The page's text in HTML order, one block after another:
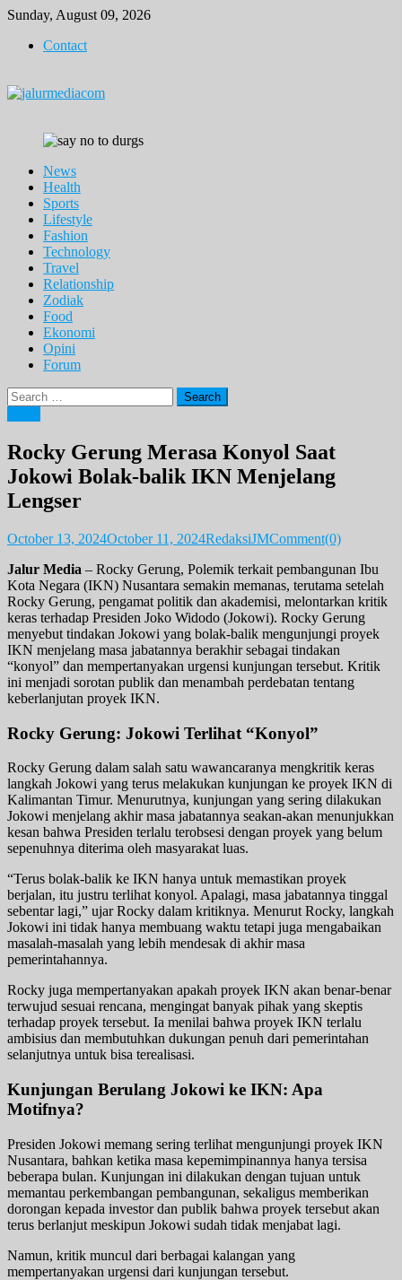
Skip
content
Sunday, August 09, 2026
Contact
News
Health
Sports
Lifestyle
Fashion
Technology
Travel
Relationship
Zodiak
Food
Ekonomi
Opini
Forum
Search
for:
Rocky Gerung Merasa Konyol Saat
Jokowi Bolak-balik IKN Menjelang
Lengser
October 13, 2024October 11, 2024RedaksiJMComment(0)
Jalur Media – Rocky Gerung, Polemik terkait pembangunan Ibu
Kota Negara (IKN) Nusantara semakin memanas, terutama setelah
Rocky Gerung, pengamat politik dan akademisi, melontarkan kritik
keras terhadap Presiden Joko Widodo (Jokowi). Rocky Gerung
menyebut tindakan Jokowi yang bolak-balik mengunjungi proyek
IKN menjelang masa jabatannya berakhir sebagai tindakan
“konyol” dan mempertanyakan urgensi kunjungan tersebut. Kritik
ini menjadi sorotan publik dan menambah perdebatan tentang
keberlanjutan proyek IKN.
Rocky Gerung: Jokowi Terlihat “Konyol”
Rocky Gerung dalam salah satu wawancaranya mengkritik keras
langkah Jokowi yang terus melakukan kunjungan ke proyek IKN di
Kalimantan Timur. Menurutnya, kunjungan yang sering dilakukan
Jokowi menjelang akhir masa jabatannya seakan-akan menunjukkan
kesan bahwa Presiden terlalu terobsesi dengan proyek yang belum
sepenuhnya diterima oleh masyarakat luas.
“Terus bolak-balik ke IKN hanya untuk memastikan proyek
berjalan, itu justru terlihat konyol. Apalagi, masa jabatannya tinggal
sebentar lagi,” ujar Rocky dalam kritiknya. Menurut Rocky, langkah
Jokowi ini tidak hanya membuang waktu tetapi juga mengabaikan
masalah-masalah yang lebih mendesak di akhir masa
pemerintahannya.
Rocky juga mempertanyakan apakah proyek IKN akan benar-benar
terwujud sesuai rencana, mengingat banyak pihak yang skeptis
terhadap proyek tersebut. Ia menilai bahwa proyek IKN terlalu
ambisius dan membutuhkan dukungan penuh dari pemerintahan
selanjutnya untuk bisa terealisasi.
Kunjungan Berulang Jokowi ke IKN: Apa
Motifnya?
Presiden Jokowi memang sering terlihat mengunjungi proyek IKN
Nusantara, bahkan ketika masa kepemimpinannya hanya tersisa
beberapa bulan. Kunjungan ini dilakukan dengan tujuan untuk
memantau perkembangan pembangunan, sekaligus memberikan
dorongan kepada investor dan publik bahwa proyek tersebut akan
terus berlanjut meskipun Jokowi sudah tidak menjabat lagi.
Namun, kritik muncul dari berbagai kalangan yang
mempertanyakan urgensi dari kunjungan tersebut.